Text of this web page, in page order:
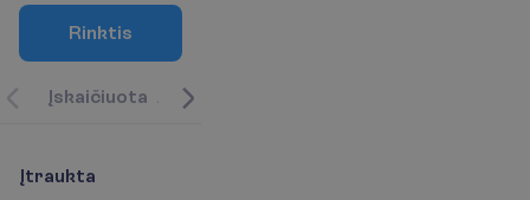
Rinktis
Įskaičiuota A ie
Įtraukta